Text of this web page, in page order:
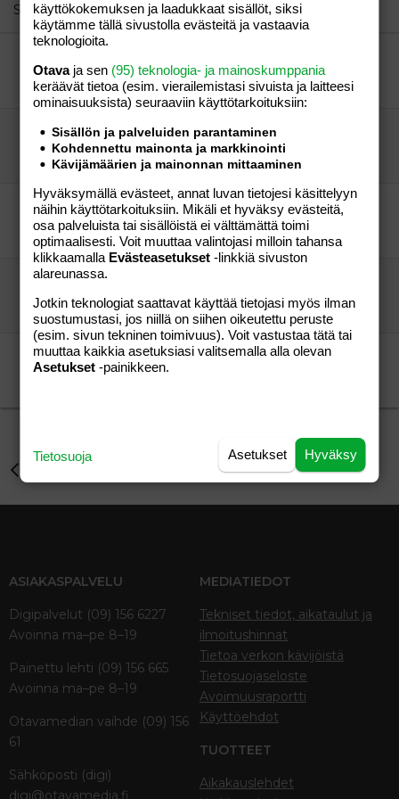
26
Trebuchet MS
Verdana
Similar threads
Sateenkaari Perhe-elämä
0
Perhe-elämä
08.01.2005
Sateenkaari
lisäys edelliseen
mamma -79
Perhe-elämä
0
Perhe-elämä
15.05.2006
mamma -79
kouvola/lähialue
tiger78
Perhe-elämä
0
Perhe-elämä
23.07.2006
tiger78
Mese Kamuja???
GoodFather Perhe-elämä
Perhe-elämä
26.06.2005
GoodFather
Kuumeilijoita meseen/sähköpostiin?
Tuikku26 Perhe-elämä
Perhe-elämä
ASIAKASPALVELU
Digipalvelut (09) 156 6227
Avoinna ma–pe 8–19
Painettu lehti (09) 156 665
Avoinna ma–pe 8–19
Otavamedian vaihde (09) 156
61
Sähköposti (digi)
digi@otavamedia.fi
MEDIATIEDOT
Tekniset tiedot, aikataulut ja
ilmoitushinnat
Tietoa verkon kävijöistä
Tietosuojaseloste
Avoimuusraportti
Käyttöehdot
TUOTTEET
Aikakauslehdet
käyttökokemuksen ja laadukkaat sisällöt, siksi
käytämme tällä sivustolla evästeitä ja vastaavia
teknologioita.
Otavaja sen (95) teknologia- ja mainoskumppania
keräävät tietoa (esim. vierailemis­tasi sivuista ja laitteesi
ominaisuuk­sista) seuraaviin käyttötarkoituksiin:
Sisällön ja palveluiden parantaminen
Kohdennettu mainonta ja markkinointi
Kävijämäärien ja mainonnan mittaaminen
Hyväksymällä evästeet, annat luvan tietojesi käsittelyyn
näihin käyttötarkoituksiin. Mikäli et hyväksy evästeitä,
osa palveluista tai sisällöistä ei välttämättä toimi
optimaalisesti. Voit muuttaa valintojasi milloin tahansa
klikkaamalla Evästeasetukset -linkkiä sivuston
alareunassa.
Jotkin teknologiat saattavat käyttää tietojasi myös ilman
suostumustasi, jos niillä on siihen oikeutettu peruste
(esim. sivun tekninen toimivuus). Voit vastustaa tätä tai
muuttaa kaikkia asetuksiasi valitsemalla alla olevan
Asetukset -painikkeen.
Hyväksy
Asetukset
Tietosuoja